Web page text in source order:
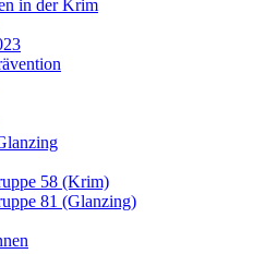
in der Krim
58 (Krim)
81 (Glanzing)